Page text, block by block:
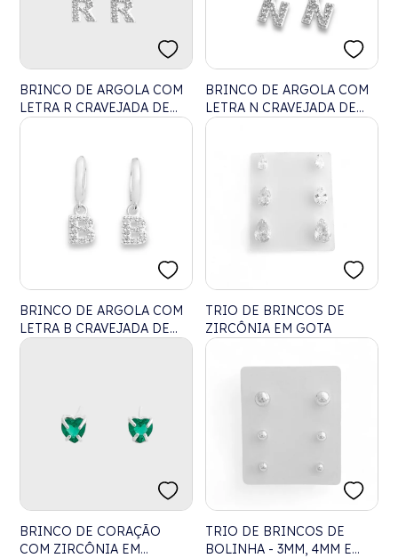
BRINCO DE ARGOLA COM
LETRA R CRAVEJADA DE
ZIRCÔNIAS
BRINCO DE ARGOLA COM
LETRA N CRAVEJADA DE
ZIRCÔNIAS
BRINCO DE ARGOLA COM
LETRA B CRAVEJADA DE
ZIRCÔNIAS
TRIO DE BRINCOS DE
ZIRCÔNIA EM GOTA
BRINCO DE CORAÇÃO
COM ZIRCÔNIA EM
TRIO DE BRINCOS DE
BOLINHA - 3MM, 4MM E